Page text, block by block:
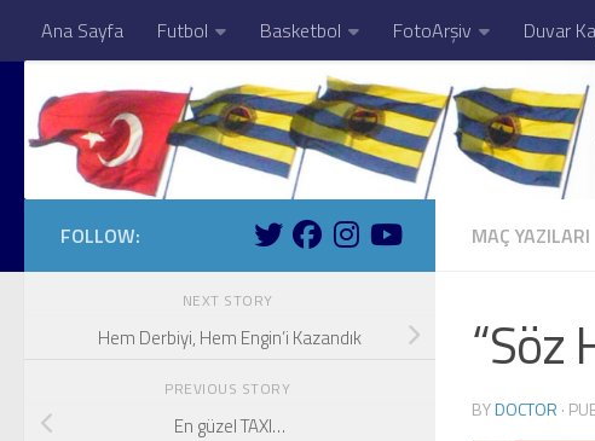
Skip to content
Ana Sayfa Futbol Basketbol FotoArşiv Duvar
MAÇ YAZILARI
“Söz
BYDOCTOR ·
FOLLOW:
NEXT STORY
Hem Derbiyi, Hem Engin’i Kazandık
PREVIOUS STORY
En güzel TAXI…